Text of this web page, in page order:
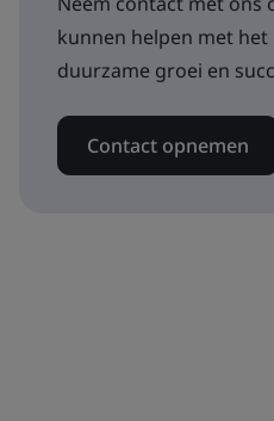
kunnen helpen met het
duurzame groei en
Contact opnemen